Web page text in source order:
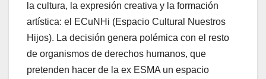
la cultura, la expresión creativa y la formación
artística: el ECuNHi (Espacio Cultural Nuestros
Hijos). La decisión genera polémica con el resto
de organismos de derechos humanos, que
pretenden hacer de la ex ESMA un espacio